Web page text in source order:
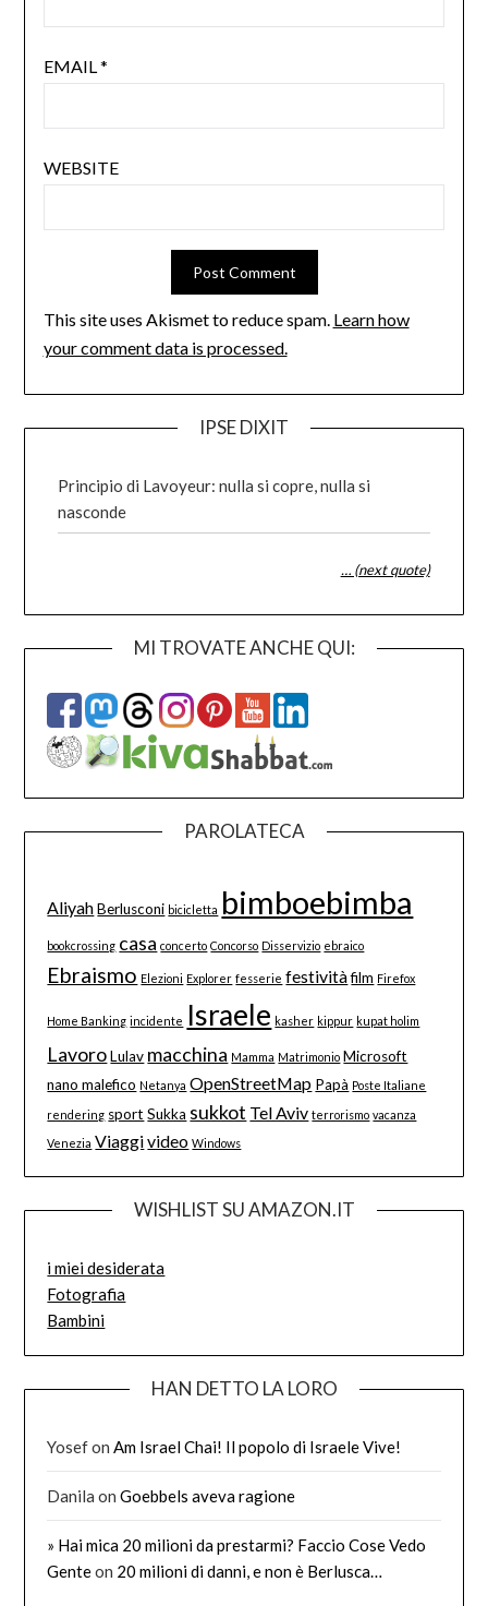
EMAIL*
WEBSITE
This site uses Akismet to reduce spam. Learn how
your comment data is processed.
IPSE DIXIT
Principio di Lavoyeur: nulla si copre, nulla si
nasconde
… (next quote)
MI TROVATE ANCHE QUI:
PAROLATECA
Aliyah Berlusconi bicicletta bimboebimba
bookcrossing casa concerto Concorso Disservizio ebraico
Ebraismo Elezioni Explorer fesserie festività film Firefox
Home Banking incidente Israele kasher kippur kupat holim
Lavoro Lulav macchina Mamma Matrimonio Microsoft
nano malefico Netanya OpenStreetMap Papà Poste Italiane
rendering sport Sukka sukkot Tel Aviv terrorismo vacanza
Venezia Viaggivideo Windows
WISHLIST SU AMAZON.IT
i miei desiderata
Fotografia
Bambini
HAN DETTO LA LORO
Yosefon Am Israel Chai! Il popolo di Israele Vive!
Danila onGoebbels aveva ragione
» Hai mica 20 milioni da prestarmi? Faccio Cose Vedo
Genteon 20 milioni di danni, e non è Berlusca…